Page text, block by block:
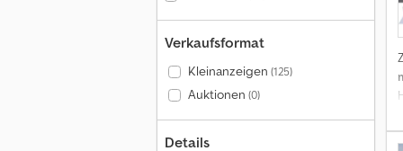
Verkaufsformat
Kleinanzeigen (125)
Auktionen (0)
Details